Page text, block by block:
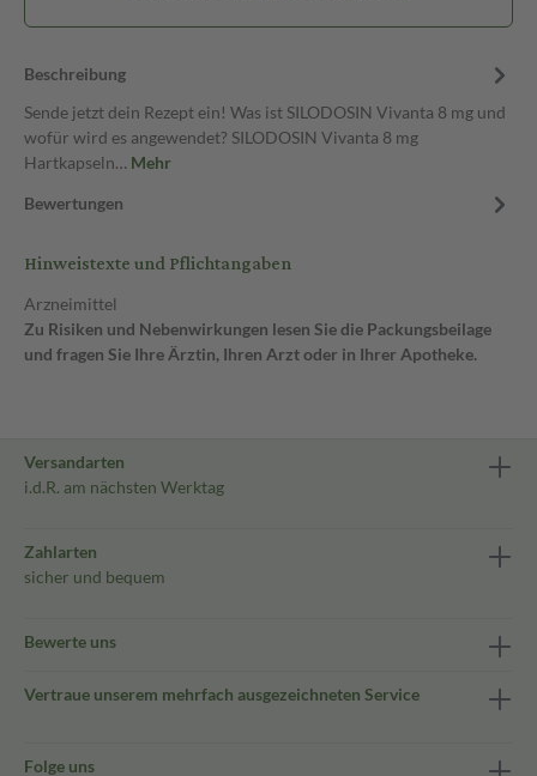
Beschreibung
Sende jetzt dein Rezept ein! Was ist SILODOSIN Vivanta 8 mg und
wofür wird es angewendet? SILODOSIN Vivanta 8 mg
Hartkapseln… Mehr
Bewertungen
Hinweistexte und Pflichtangaben
Arzneimittel
Zu Risiken und Nebenwirkungen lesen Sie die Packungsbeilage
und fragen Sie Ihre Ärztin, Ihren Arzt oder in Ihrer Apotheke.
Versandarten
i.d.R. am nächsten Werktag
Zahlarten
sicher und bequem
Bewerte uns
Vertraue unserem mehrfach ausgezeichneten Service
Folge uns